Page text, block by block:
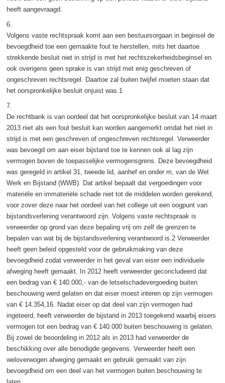
heeft aangevraagd.
6.
Volgens vaste rechtspraak komt aan een bestuursorgaan in beginsel de
bevoegdheid toe een gemaakte fout te herstellen, mits het daartoe
strekkende besluit niet in strijd is met het rechtszekerheidsbeginsel en
ook overigens geen sprake is van strijd met enig geschreven of
ongeschreven rechtsregel. Daartoe zal buiten twijfel moeten staan dat
het oorspronkelijke besluit onjuist was.1
7.
De rechtbank is van oordeel dat het oorspronkelijke besluit van 14 maart
2013 niet als een fout besluit kan worden aangemerkt omdat het niet in
strijd is met een geschreven of ongeschreven rechtsregel. Verweerder
was bevoegd om aan eiser bijstand toe te kennen ook al lag zijn
vermogen boven de toepasselijke vermogensgrens. Deze bevoegdheid
was geregeld in artikel 31, tweede lid, aanhef en onder m, van de Wet
Werk en Bijstand (WWB). Dat artikel bepaalt dat vergoedingen voor
materiële en immateriële schade niet tot de middelen worden gerekend,
voor zover deze naar het oordeel van het college uit een oogpunt van
bijstandsverlening verantwoord zijn. Volgens vaste rechtspraak is
verweerder op grond van deze bepaling vrij om zelf de grenzen te
bepalen van wat bij de bijstandsverlening verantwoord is.2 Verweerder
heeft geen beleid opgesteld voor de gebruikmaking van deze
bevoegdheid zodat verweerder in het geval van eiser een individuele
afweging heeft gemaakt. In 2012 heeft verweerder geconcludeerd dat
een bedrag van € 140.000,- van de letselschadevergoeding buiten
beschouwing werd gelaten en dat eiser moest interen op zijn vermogen
van € 14.354,16. Nadat eiser op dat deel van zijn vermogen had
ingeteerd, heeft verweerder de bijstand in 2013 toegekend waarbij eisers
vermogen tot een bedrag van € 140.000 buiten beschouwing is gelaten.
Bij zowel de beoordeling in 2012 als in 2013 had verweerder de
beschikking over alle benodigde gegevens. Verweerder heeft een
weloverwogen afweging gemaakt en gebruik gemaakt van zijn
bevoegdheid om een deel van het vermogen buiten beschouwing te